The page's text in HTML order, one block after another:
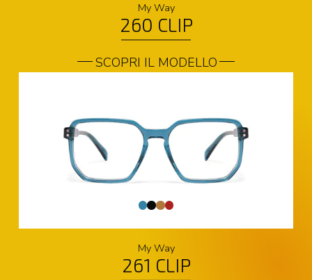
My Way
260 CLIP
SCOPRI IL MODELLO
My Way
261 CLIP